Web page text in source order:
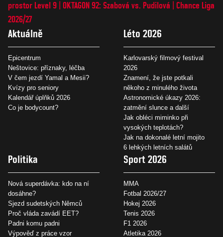
prostor Level 9 OKTAGON 92: Szabová vs. Pudilová
Chance Liga
2026/27
Aktuálně
Epicentrum
Neštovice: příznaky, léčba
V čem jezdí Yamal a Mesii?
Kvízy pro seniory
Kalendář úplňků 2026
Co je bodycount?
Léto 2026
Karlovarský filmový festival
2026
Znamení, že jste potkali
někoho z minulého života
Astronomické úkazy 2026:
zatmění slunce a další
Jak obléci miminko při
vysokých teplotách?
Jak na dokonalé letní mojito
6 lehkých letních salátů
Politika
Nová superdávka: kdo na ní
dosáhne?
Sjezd sudetských Němců
Proč vláda zavádí EET?
Padni komu padni
Výpověď z práce vzor
Sport 2026
MMA
Fotbal 2026/27
Hokej 2026
Tenis 2026
F1 2026
Atletika 2026